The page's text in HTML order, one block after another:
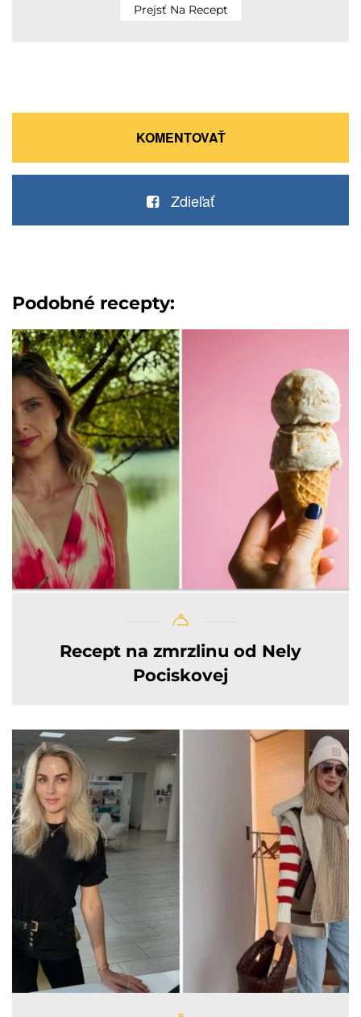
Prejsť Na Recept
KOMENTOVAŤ
Zdieľať
Podobné recepty:
Recept na zmrzlinu od Nely
Pociskovej